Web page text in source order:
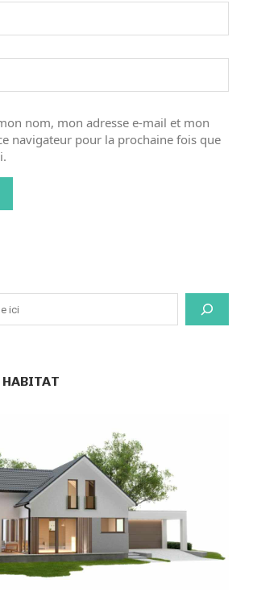
nom, mon adresse e-mail et mon
navigateur pour la prochaine fois que
HABITAT